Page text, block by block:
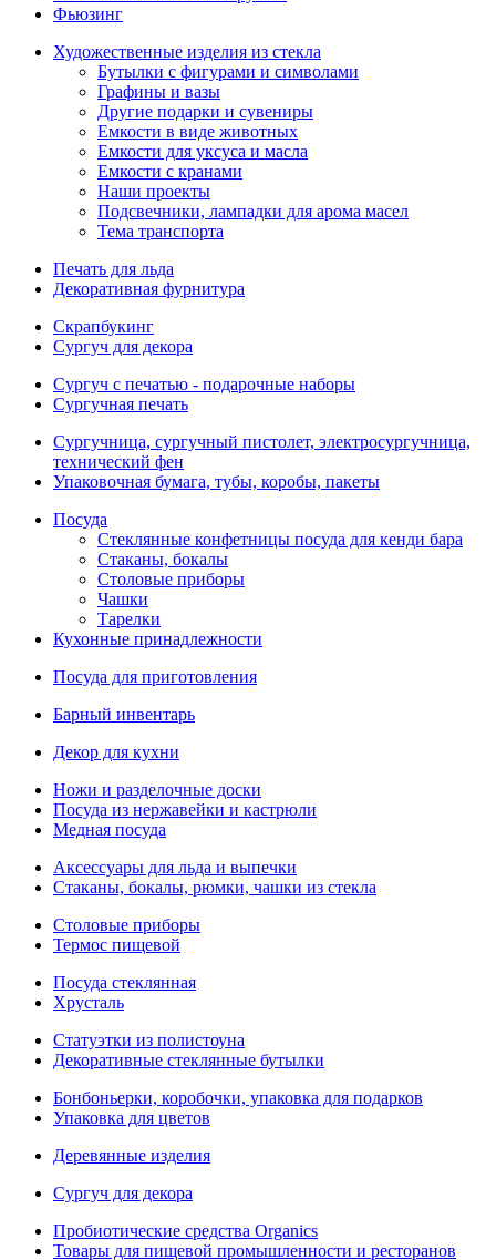
Фьюзинг
Художественные изделия из стекла
Бутылки с фигурами и символами
Графины и вазы
Другие подарки и сувениры
Емкости в виде животных
Емкости для уксуса и масла
Емкости с кранами
Наши проекты
Подсвечники, лампадки для арома масел
Тема транспорта
Печать для льда
Декоративная фурнитура
Скрапбукинг
Сургуч для декора
Сургуч с печатью - подарочные наборы
Сургучная печать
Сургучница, сургучный пистолет, электросургучница,
технический фен
Упаковочная бумага, тубы, коробы, пакеты
Посуда
Стеклянные конфетницы посуда для кенди бара
Стаканы, бокалы
Столовые приборы
Чашки
Тарелки
Кухонные принадлежности
Посуда для приготовления
Барный инвентарь
Декор для кухни
Ножи и разделочные доски
Посуда из нержавейки и кастрюли
Медная посуда
Аксессуары для льда и выпечки
Стаканы, бокалы, рюмки, чашки из стекла
Столовые приборы
Термос пищевой
Посуда стеклянная
Хрусталь
Статуэтки из полистоуна
Декоративные стеклянные бутылки
Бонбоньерки, коробочки, упаковка для подарков
Упаковка для цветов
Деревянные изделия
Сургуч для декора
Пробиотические средства Organics
Товары для пищевой промышленности и ресторанов